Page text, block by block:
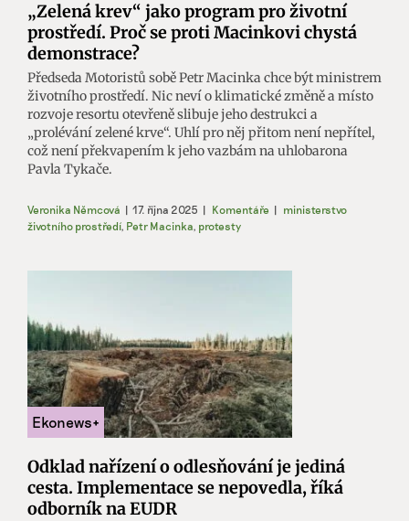
„Zelená krev“ jako program pro životní
prostředí. Proč se proti Macinkovi chystá
demonstrace?
Předseda Motoristů sobě Petr Macinka chce být ministrem
životního prostředí. Nic neví o klimatické změně a místo
rozvoje resortu otevřeně slibuje jeho destrukci a
„prolévání zelené krve“. Uhlí pro něj přitom není nepřítel,
což není překvapením k jeho vazbám na uhlobarona
Pavla Tykače.
Veronika Němcová | 17. října 2025 | Komentáře | ministerstvo
životního prostředí, Petr Macinka, protesty
Odklad nařízení o odlesňování je jediná
cesta. Implementace se nepovedla, říká
odborník na EUDR